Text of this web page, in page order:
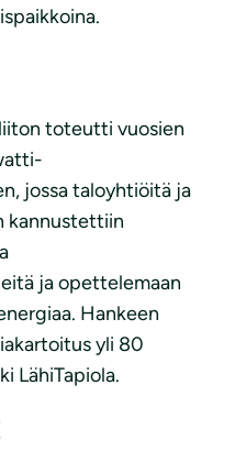
toteutti vuosien
jossa taloyhtiöitä ja
kannustettiin
ja opettelemaan
Hankeen
yli 80
LähiTapiola.